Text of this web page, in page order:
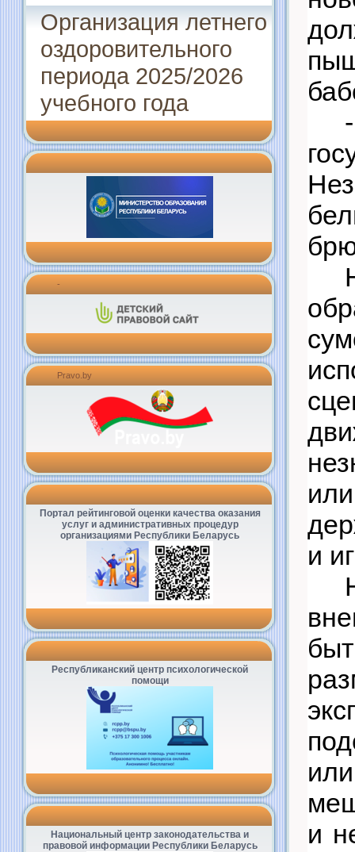
Организация летнего
оздоровительного
периода 2025/2026
учебного года
-
Pravo.by
Портал рейтинговой оценки качества оказания
услуг и административных процедур
организациями Республики Беларусь
Республиканский центр психологической
помощи
Национальный центр законодательства и
правовой информации Республики Беларусь
и
и